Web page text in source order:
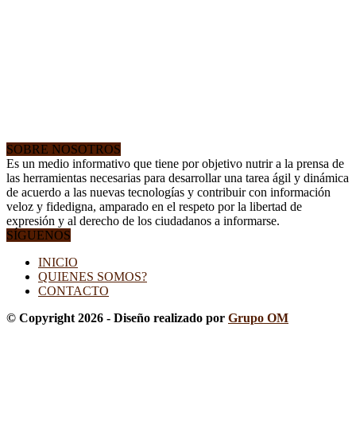
SOBRE NOSOTROS
Es un medio informativo que tiene por objetivo nutrir a la prensa de
las herramientas necesarias para desarrollar una tarea ágil y dinámica
de acuerdo a las nuevas tecnologías y contribuir con información
veloz y fidedigna, amparado en el respeto por la libertad de
expresión y al derecho de los ciudadanos a informarse.
SÍGUENOS
INICIO
QUIENES SOMOS?
CONTACTO
© Copyright 2026 - Diseño realizado por Grupo OM